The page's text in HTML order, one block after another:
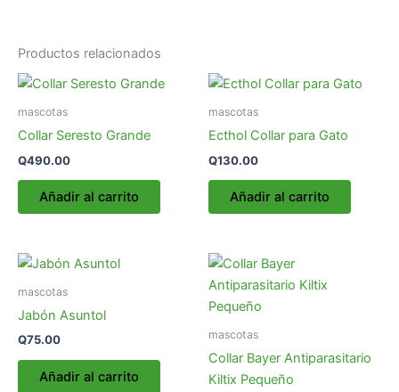
Productos relacionados
mascotas
Collar Seresto Grande
Q490.00
Añadir al carrito
mascotas
Ecthol Collar para Gato
Q130.00
Añadir al carrito
mascotas
Jabón Asuntol
Q75.00
Añadir al carrito
mascotas
Collar Bayer Antiparasitario
Kiltix Pequeño